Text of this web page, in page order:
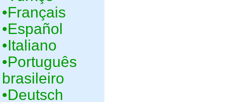
•‎Français
•‎Español
•‎Italiano
•‎Português
brasileiro
•‎Deutsch